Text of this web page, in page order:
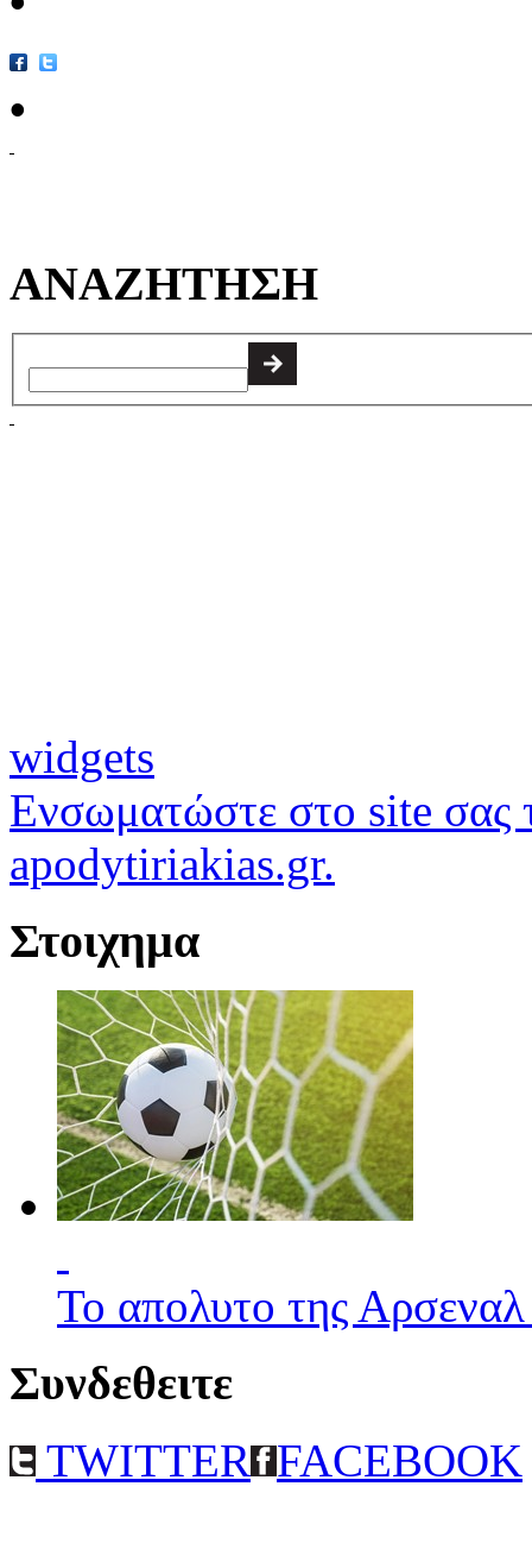
•
ΑΝΑΖΗΤΗΣΗ
widgets
Ενσωματώστε στο site σας
apodytiriakias.gr.
Στοιχημα
Το απολυτο της
Συνδεθειτε
TWITTER FACEBOOK